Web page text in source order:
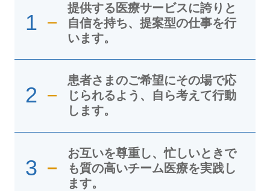
1
提供する医療サービスに誇りと
自信を持ち、提案型の仕事を行
います。
2
患者さまのご希望にその場で応
じられるよう、自ら考えて行動
します。
3
お互いを尊重し、忙しいときで
も質の高いチーム医療を実践し
ます。